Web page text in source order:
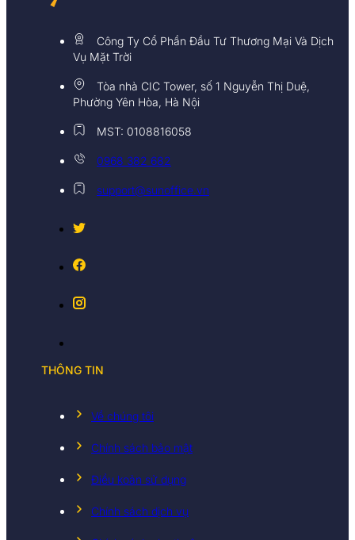
Công Ty Cổ Phần Đầu Tư Thương Mại Và Dịch
Vụ Mặt Trời
Tòa nhà CIC Tower, số 1 Nguyễn Thị Duệ,
Phường Yên Hòa, Hà Nội
MST: 0108816058
0968 382 682
support@sunoffice.vn
THÔNG TIN
Về chúng tôi
Chính sách bảo mật
Điều koản sử dụng
Chính sách dịch vụ